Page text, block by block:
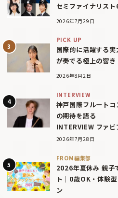
セミファイナリス
2026年7月29日
PICK UP
国際的に活躍する
が奏でる極上の響き
2026年8月2日
INTERVIEW
神戸国際フルート
の期待を語る
INTERVIEW ファ
2026年7月28日
FROM編集部
2026年夏休み 親子
ト｜0歳OK・体験
ン